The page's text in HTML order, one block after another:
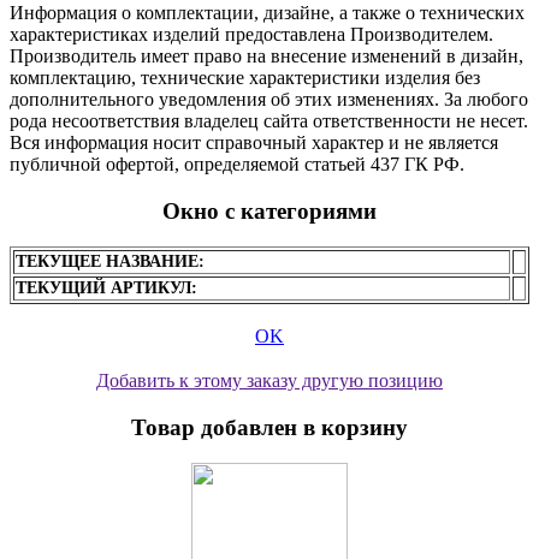
Информация о комплектации, дизайне, а также о технических
характеристиках изделий предоставлена Производителем.
Производитель имеет право на внесение изменений в дизайн,
комплектацию, технические характеристики изделия без
дополнительного уведомления об этих изменениях. За любого
рода несоответствия владелец сайта ответственности не несет.
Вся информация носит справочный характер и не является
публичной офертой, определяемой статьей 437 ГК РФ.
Окно с категориями
ТЕКУЩЕЕ НАЗВАНИЕ:
ТЕКУЩИЙ АРТИКУЛ:
OK
Добавить к этому заказу другую позицию
Товар добавлен в корзину